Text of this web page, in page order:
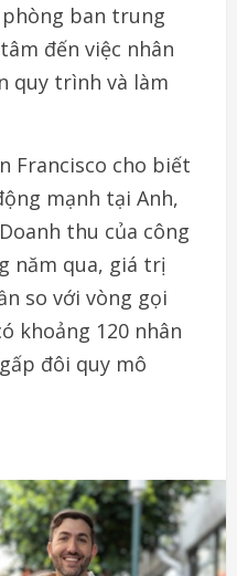
ban trung
đến việc nhân
quy trình và làm
Francisco cho biết
mạnh tại Anh,
thu của công
năm qua, giá trị
so với vòng gọi
khoảng 120 nhân
đôi quy mô